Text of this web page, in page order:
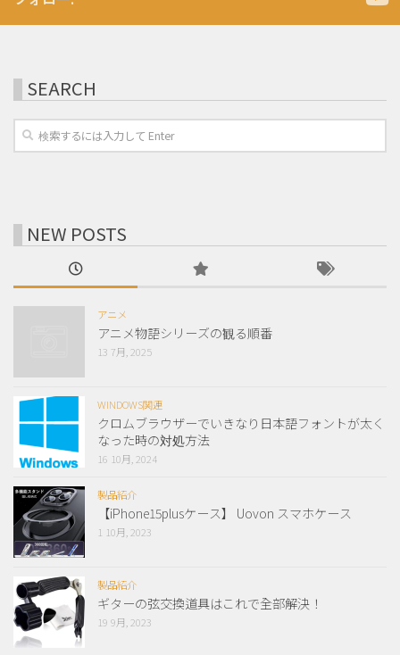
SEARCH
NEW POSTS
アニメ
アニメ物語シリーズの観る順番
13 7月, 2025
WINDOWS関連
クロムブラウザーでいきなり日本語フォントが太く
なった時の対処方法
16 10月, 2024
製品紹介
【iPhone15plusケース】 Uovon スマホケース
1 10月, 2023
製品紹介
ギターの弦交換道具はこれで全部解決！
19 9月, 2023